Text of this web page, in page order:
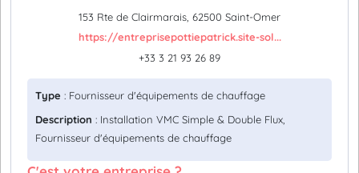
153 Rte de Clairmarais, 62500 Saint-Omer
https://entreprisepottiepatrick.site-sol...
+33 3 21 93 26 89
Type : Fournisseur d'équipements de chauffage
Description : Installation VMC Simple & Double Flux,
Fournisseur d'équipements de chauffage